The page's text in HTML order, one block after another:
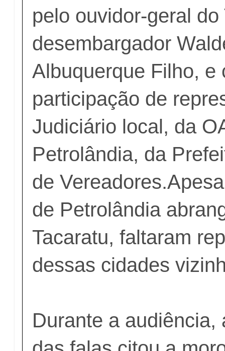
pelo ouvidor-geral do
desembargador
Albuquerque Filho, e
participação de
Judiciário local, da
Petrolândia, da
de
de Petrolândia
Tacaratu, faltaram
dessas cidades
Durante a audiência,